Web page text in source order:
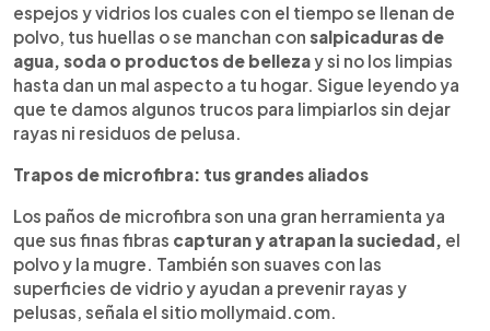
espejos y vidrios los cuales con el tiempo se llenan de
polvo, tus huellas o se manchan con salpicaduras de
agua, soda o productos de bellezay si no los limpias
hasta dan un mal aspecto a tu hogar. Sigue leyendo ya
que te damos algunos trucos para limpiarlos sin dejar
rayas ni residuos de pelusa.
Trapos de microfibra: tus grandes aliados
Los paños de microfibra son una gran herramienta ya
que sus finas fibras capturan y atrapan la suciedad, el
polvo y la mugre. También son suaves con las
superficies de vidrio y ayudan a prevenir rayas y
pelusas, señala el sitio mollymaid.com.